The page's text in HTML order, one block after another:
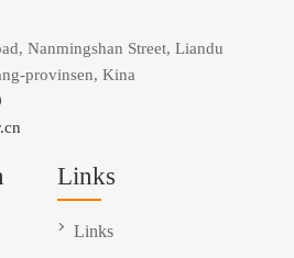
Nanmingshan Street, Liandu
provinsen, Kina
Links
Links